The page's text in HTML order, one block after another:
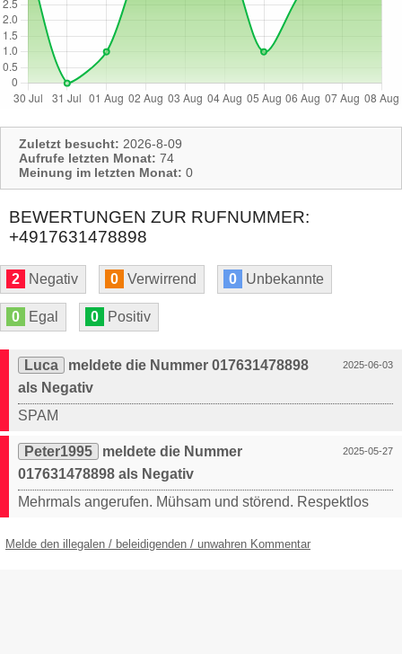
Zuletzt besucht: 2026-8-09
Aufrufe letzten Monat: 74
Meinung im letzten Monat: 0
BEWERTUNGEN ZUR RUFNUMMER:
+4917631478898
2 Negativ 0 Verwirrend 0 Unbekannte
0 Egal 0 Positiv
2025-06-03
Luca
meldete die Nummer 017631478898
als Negativ
SPAM
2025-05-27
Peter1995
meldete die Nummer
017631478898 als Negativ
Mehrmals angerufen. Mühsam und störend. Respektlos
Melde den illegalen / beleidigenden / unwahren Kommentar